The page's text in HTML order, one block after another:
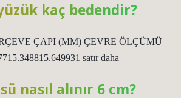
kaç bedendir?
ÇAPI (MM) ÇEVRE ÖLÇÜMÜ
satır daha
nasıl alınır 6 cm?